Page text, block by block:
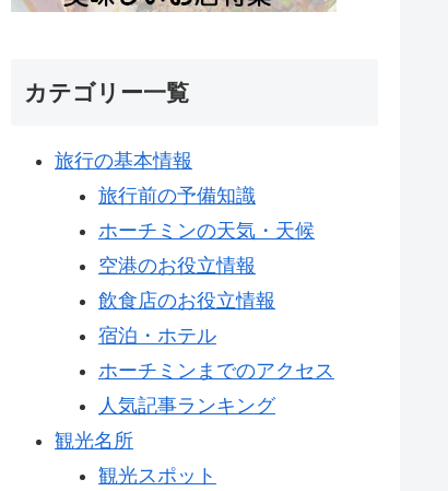
カテゴリー一覧
旅行の基本情報
旅行前の予備知識
ホーチミンの天気・天候
空港のお役立情報
飲食店のお役立情報
宿泊・ホテル
ホーチミンまでのアクセス
人気記事ランキング
観光名所
観光スポット